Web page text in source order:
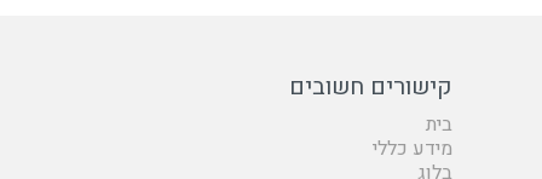
קישורים חשובים
בית
מידע כללי